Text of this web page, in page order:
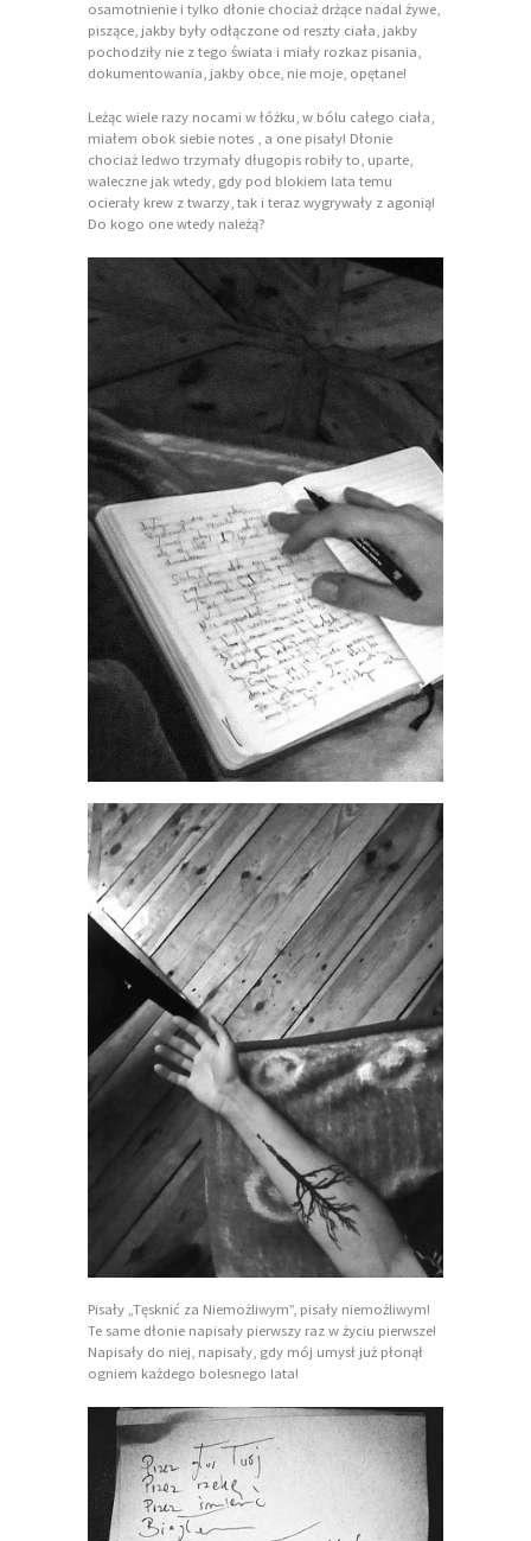
osamotnienie i tylko dłonie chociaż drżące nadal żywe,
piszące, jakby były odłączone od reszty ciała, jakby
pochodziły nie z tego świata i miały rozkaz pisania,
dokumentowania, jakby obce, nie moje, opętane!
Leżąc wiele razy nocami w łóżku, w bólu całego ciała,
miałem obok siebie notes , a one pisały! Dłonie
chociaż ledwo trzymały długopis robiły to, uparte,
waleczne jak wtedy, gdy pod blokiem lata temu
ocierały krew z twarzy, tak i teraz wygrywały z agonią!
Do kogo one wtedy należą?
Pisały „Tęsknić za Niemożliwym”, pisały niemożliwym!
Te same dłonie napisały pierwszy raz w życiu pierwsze!
Napisały do niej, napisały, gdy mój umysł już płonął
ogniem każdego bolesnego lata!